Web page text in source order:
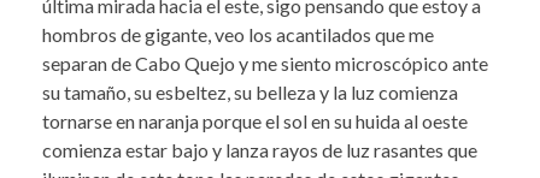
última mirada hacia el este, sigo pensando que estoy a
hombros de gigante, veo los acantilados que me
separan de Cabo Quejo y me siento microscópico ante
su tamaño, su esbeltez, su belleza y la luz comienza
tornarse en naranja porque el sol en su huida al oeste
comienza estar bajo y lanza rayos de luz rasantes que